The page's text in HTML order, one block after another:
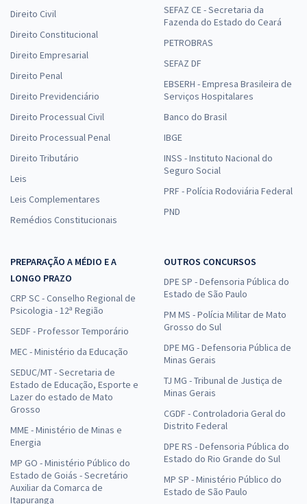
Direito Civil
Direito Constitucional
Direito Empresarial
Direito Penal
Direito Previdenciário
Direito Processual Civil
Direito Processual Penal
Direito Tributário
Leis
Leis Complementares
Remédios Constitucionais
SEFAZ CE - Secretaria da
Fazenda do Estado do Ceará
PETROBRAS
SEFAZ DF
EBSERH - Empresa Brasileira de
Serviços Hospitalares
Banco do Brasil
IBGE
INSS - Instituto Nacional do
Seguro Social
PRF - Polícia Rodoviária Federal
PND
PREPARAÇÃO A MÉDIO E A
LONGO PRAZO
CRP SC - Conselho Regional de
Psicologia - 12ª Região
SEDF - Professor Temporário
MEC - Ministério da Educação
SEDUC/MT - Secretaria de
Estado de Educação, Esporte e
Lazer do estado de Mato
Grosso
MME - Ministério de Minas e
Energia
MP GO - Ministério Público do
Estado de Goiás - Secretário
Auxiliar da Comarca de
Itapuranga
OUTROS CONCURSOS
DPE SP - Defensoria Pública do
Estado de São Paulo
PM MS - Polícia Militar de Mato
Grosso do Sul
DPE MG - Defensoria Pública de
Minas Gerais
TJ MG - Tribunal de Justiça de
Minas Gerais
CGDF - Controladoria Geral do
Distrito Federal
DPE RS - Defensoria Pública do
Estado do Rio Grande do Sul
MP SP - Ministério Público do
Estado de São Paulo